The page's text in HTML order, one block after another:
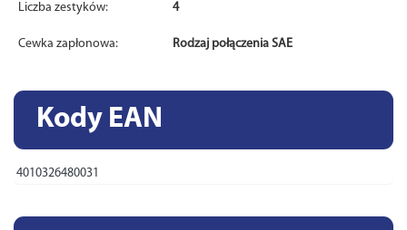
Liczba zestyków: 4
Cewka zapłonowa: Rodzaj połączenia SAE
Kody EAN
4010326480031